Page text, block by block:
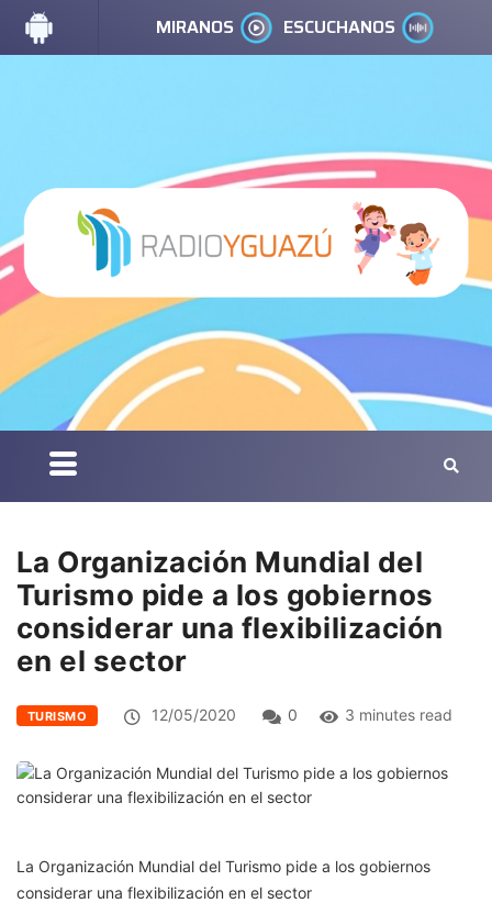
MIRANOS ESCUCHANOS
La Organización Mundial del
Turismo pide a los gobiernos
considerar una flexibilización
en el sector
TURISMO 12/05/2020 0 3 minutes read
La Organización Mundial del Turismo pide a los gobiernos
considerar una flexibilización en el sector